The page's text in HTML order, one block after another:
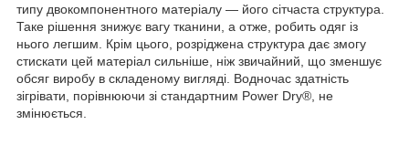
типу двокомпонентного матеріалу — його сітчаста структура.
Таке рішення знижує вагу тканини, а отже, робить одяг із
нього легшим. Крім цього, розріджена структура дає змогу
стискати цей матеріал сильніше, ніж звичайний, що зменшує
обсяг виробу в складеному вигляді. Водночас здатність
зігрівати, порівнюючи зі стандартним Power Dry®, не
змінюється.